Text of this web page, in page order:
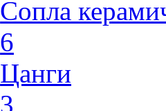
Сопла
6
Цанги
3